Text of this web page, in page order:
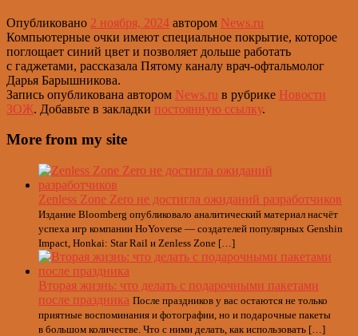
Опубликовано 2 ноября, 2024 автором News.ru
Компьютерные очки имеют специальное покрытие, которое
поглощает синий цвет и позволяет дольше работать
с гаджетами, рассказала Пятому каналу врач-офтальмолог
Дарья Барышникова.
Запись опубликована автором News.ru в рубрике Новости
ЗОЖ. Добавьте в закладки постоянную ссылку.
More from my site
Zenless Zone Zero не достигла ожиданий разработчиков
Издание Bloomberg опубликовало аналитический материал насчёт
успеха игр компании HoYoverse — создателей популярных Genshin
Impact, Honkai: Star Rail и Zenless Zone […]
Вторая жизнь: что делать с подарочными пакетами
после праздника После праздников у вас остаются не только
приятные воспоминания и фотографии, но и подарочные пакеты
в большом количестве. Что с ними делать, как использовать […]